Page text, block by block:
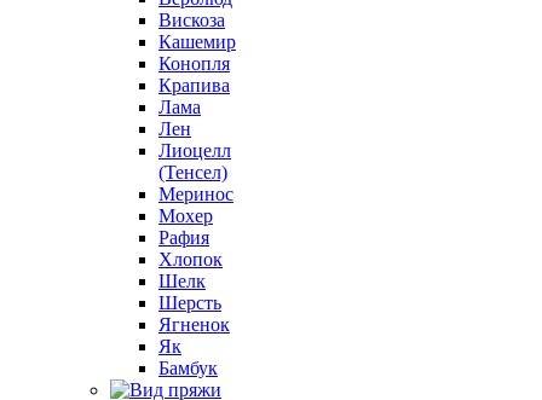
Вискоза
Кашемир
Конопля
Крапива
Лама
Лен
Лиоцелл
(Тенсел)
Меринос
Мохер
Рафия
Хлопок
Шелк
Шерсть
Ягненок
Як
Бамбук